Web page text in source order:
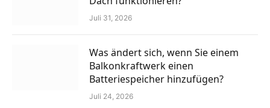
Juli 31, 2026
Was ändert sich, wenn Sie einem
Balkonkraftwerk einen
Batteriespeicher hinzufügen?
Juli 24, 2026